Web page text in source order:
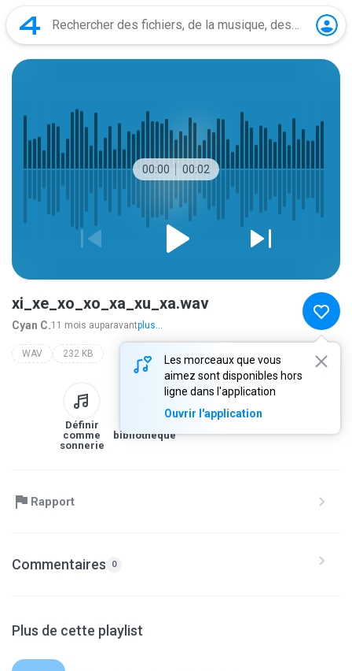
00:00 00:02
Les morceaux que vous
aimez sont disponibles hors
ligne dans l'application
Ouvrir l'application
xi_xe_xo_xo_xa_xu_xa.wav
Cyan C.11 mois auparavantplus...
WAV 232 KB
Définir
comme
sonnerie
bibliothèque
Rapport
Commentaires 0
Plus de cette playlist